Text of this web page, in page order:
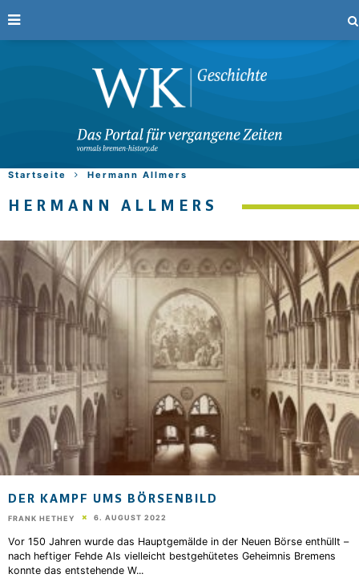
Startseite Hermann Allmers
HERMANN ALLMERS
DER KAMPF UMS BÖRSENBILD
FRANK HETHEY 6. AUGUST 2022
Vor 150 Jahren wurde das Hauptgemälde in der Neuen Börse enthüllt –
nach heftiger Fehde Als vielleicht bestgehütetes Geheimnis Bremens
konnte das entstehende W...